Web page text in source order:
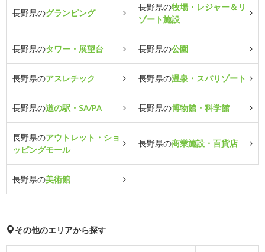
長野県のグランピング
長野県の牧場・レジャー＆リ
ゾート施設
長野県のタワー・展望台 長野県の公園
長野県のアスレチック 長野県の温泉・スパリゾート
長野県の道の駅・SA/PA 長野県の博物館・科学館
長野県のアウトレット・ショ
ッピングモール
長野県の商業施設・百貨店
長野県の美術館
その他のエリアから探す